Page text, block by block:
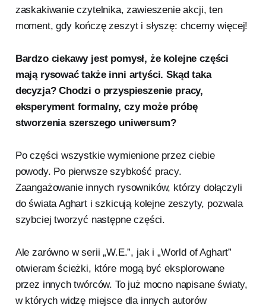
zaskakiwanie czytelnika, zawieszenie akcji, ten
moment, gdy kończę zeszyt i słyszę: chcemy więcej!
Bardzo ciekawy jest pomysł, że kolejne części
mają rysować także inni artyści. Skąd taka
decyzja? Chodzi o przyspieszenie pracy,
eksperyment formalny, czy może próbę
stworzenia szerszego uniwersum?
Po części wszystkie wymienione przez ciebie
powody. Po pierwsze szybkość pracy.
Zaangażowanie innych rysowników, którzy dołączyli
do świata Aghart i szkicują kolejne zeszyty, pozwala
szybciej tworzyć następne części.
Ale zarówno w serii „W.E.”, jak i „World of Aghart”
otwieram ścieżki, które mogą być eksplorowane
przez innych twórców. To już mocno napisane światy,
w których widzę miejsce dla innych autorów